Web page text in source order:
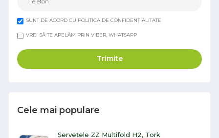
SUNT DE ACORD CU POLITICA DE CONFIDENȚIALITATE
VREI SĂ TE APELĂM PRIN VIBER, WHATSAPP
Trimite
Cele mai populare
Șervețele ZZ Multifold H2, Tork